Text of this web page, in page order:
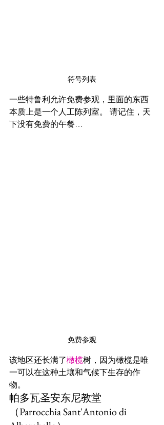
符号列表
一些特鲁利允许免费参观，里面的东西
本质上是一个人工陈列室。 请记住，天
下没有免费的午餐…
免费参观
该地区还长满了橄榄树，因为橄榄是唯
一可以在这种土壤和气候下生存的作
物。
帕多瓦圣安东尼教堂
（Parrocchia Sant'Antonio di